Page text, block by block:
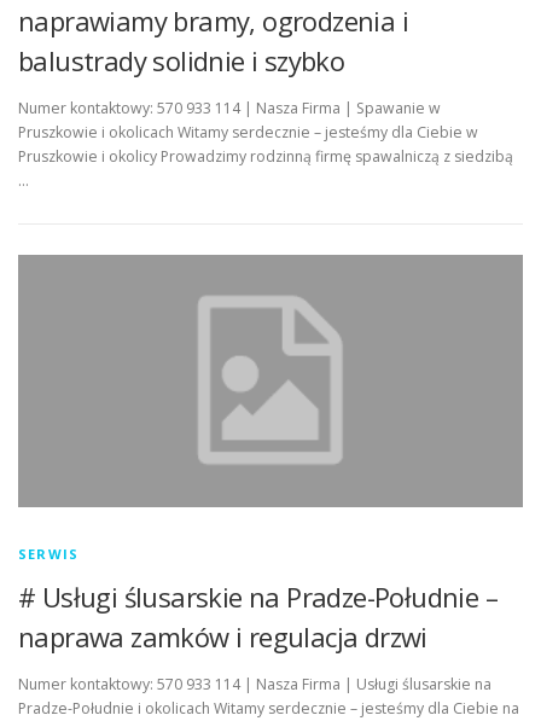
naprawiamy bramy, ogrodzenia i
balustrady solidnie i szybko
Numer kontaktowy: 570 933 114 | Nasza Firma | Spawanie w
Pruszkowie i okolicach Witamy serdecznie – jesteśmy dla Ciebie w
Pruszkowie i okolicy Prowadzimy rodzinną firmę spawalniczą z siedzibą
…
SERWIS
# Usługi ślusarskie na Pradze-Południe –
naprawa zamków i regulacja drzwi
Numer kontaktowy: 570 933 114 | Nasza Firma | Usługi ślusarskie na
Pradze-Południe i okolicach Witamy serdecznie – jesteśmy dla Ciebie na